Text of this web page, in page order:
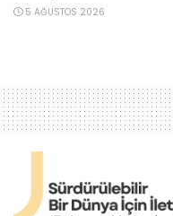
5 AĞUSTOS 2026